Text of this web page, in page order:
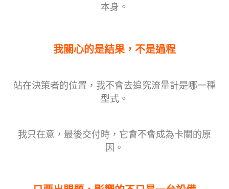
本身。
我關心的是結果，不是過程
站在決策者的位置，我不會去追究流量計是哪一種
型式。
我只在意，最後交付時，它會不會成為卡關的原
因。